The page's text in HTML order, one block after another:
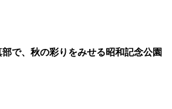
#編集
部で、秋の彩りをみせる昭和記念公園